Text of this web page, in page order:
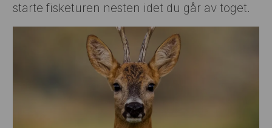
starte fisketuren nesten idet du går av toget.